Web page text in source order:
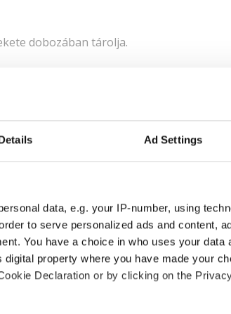
Ad Settings
data, e.g. your IP-number, using
to serve personalized ads and content,
You have a choice in who uses your data
property where you have made your
Declaration or by clicking on the
dobozában tárolja.
a pénztárgépek automatikusan
tartós.
offline módban?
szerint működnek:
megfelelő hardver alapú adóügyi